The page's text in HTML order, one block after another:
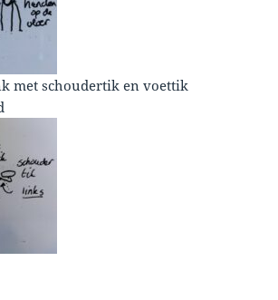
met schoudertik en voettik